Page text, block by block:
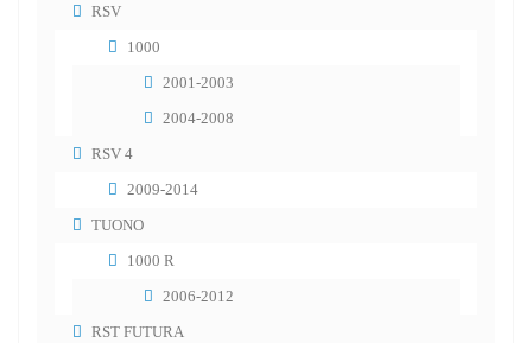
RSV
1000
2001-2003
2004-2008
RSV 4
2009-2014
TUONO
1000 R
2006-2012
RST FUTURA